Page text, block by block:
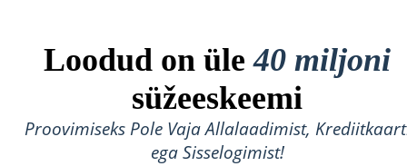
Loodud on üle40 miljoni
süžeeskeemi
Proovimiseks Pole Vaja Allalaadimist,
ega Sisselogimist!